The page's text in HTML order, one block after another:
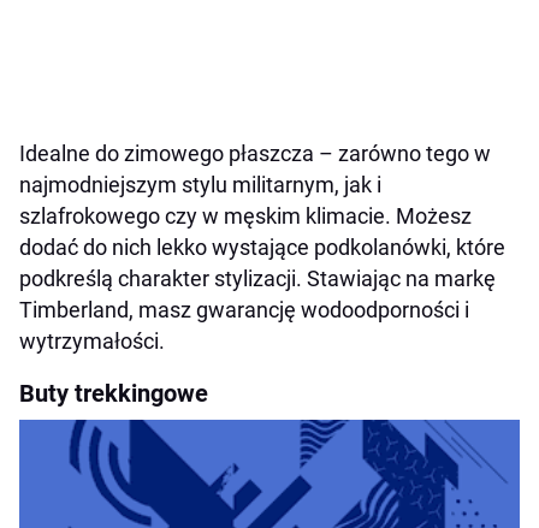
Idealne do zimowego płaszcza – zarówno tego w
najmodniejszym stylu militarnym, jak i
szlafrokowego czy w męskim klimacie. Możesz
dodać do nich lekko wystające podkolanówki, które
podkreślą charakter stylizacji. Stawiając na markę
Timberland, masz gwarancję wodoodporności i
wytrzymałości.
Buty trekkingowe